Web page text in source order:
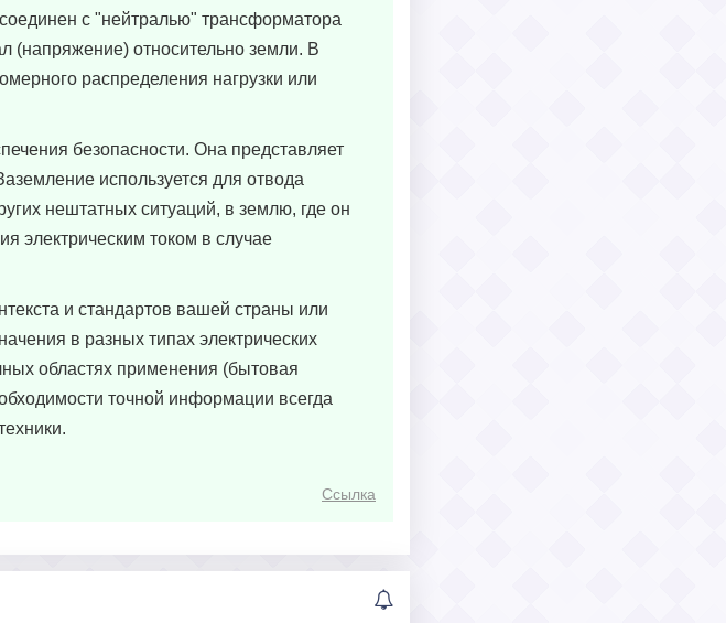
с "нейтралью" трансформатора
(напряжение) относительно земли. В
распределения нагрузки или
безопасности. Она представляет
используется для отвода
нештатных ситуаций, в землю, где он
электрическим током в случае
и стандартов вашей страны или
в разных типах электрических
областях применения (бытовая
точной информации всегда
Ссылка